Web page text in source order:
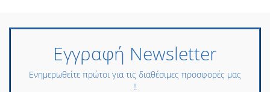
Εγγραφή Newsletter
Ενημερωθείτε πρώτοι για τις διαθέσιμες προσφορές μας
!!